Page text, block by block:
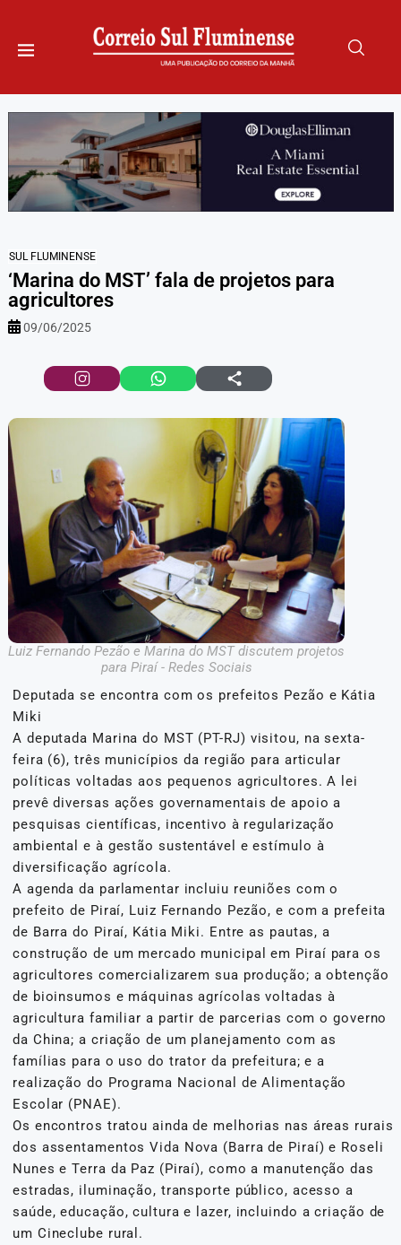
SUL FLUMINENSE
‘Marina do MST’ fala de projetos para
agricultores
09/06/2025
Luiz Fernando Pezão e Marina do MST discutem projetos
para Piraí - Redes Sociais
Deputada se encontra com os prefeitos Pezão e Kátia
Miki
A deputada Marina do MST (PT-RJ) visitou, na sexta-
feira (6), três municípios da região para articular
políticas voltadas aos pequenos agricultores. A lei
prevê diversas ações governamentais de apoio a
pesquisas científicas, incentivo à regularização
ambiental e à gestão sustentável e estímulo à
diversificação agrícola.
A agenda da parlamentar incluiu reuniões com o
prefeito de Piraí, Luiz Fernando Pezão, e com a prefeita
de Barra do Piraí, Kátia Miki. Entre as pautas, a
construção de um mercado municipal em Piraí para os
agricultores comercializarem sua produção; a obtenção
de bioinsumos e máquinas agrícolas voltadas à
agricultura familiar a partir de parcerias com o governo
da China; a criação de um planejamento com as
famílias para o uso do trator da prefeitura; e a
realização do Programa Nacional de Alimentação
Escolar (PNAE).
Os encontros tratou ainda de melhorias nas áreas rurais
dos assentamentos Vida Nova (Barra de Piraí) e Roseli
Nunes e Terra da Paz (Piraí), como a manutenção das
estradas, iluminação, transporte público, acesso a
saúde, educação, cultura e lazer, incluindo a criação de
um Cineclube rural.